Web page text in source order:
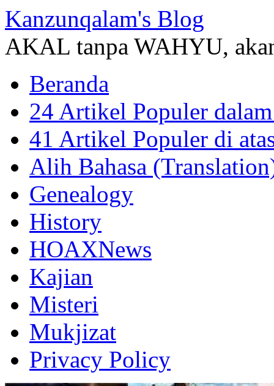
Kanzunqalam's Blog
AKAL tanpa WAHYU,
Beranda
24 Artikel Populer
41 Artikel Populer di
Alih Bahasa
Genealogy
History
HOAXNews
Kajian
Misteri
Mukjizat
Privacy Policy